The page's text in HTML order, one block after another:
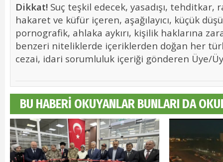
Dikkat! Suç teşkil edecek, yasadışı, tehditkar,
hakaret ve küfür içeren, aşağılayıcı, küçük
pornografik, ahlaka aykırı, kişilik haklarına
benzeri niteliklerde içeriklerden doğan her
cezai, idari sorumluluk içeriği gönderen Üye/
BU HABERİ OKUYANLAR BUNLARI DA